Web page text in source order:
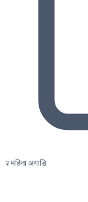
२ महिना अगाडि